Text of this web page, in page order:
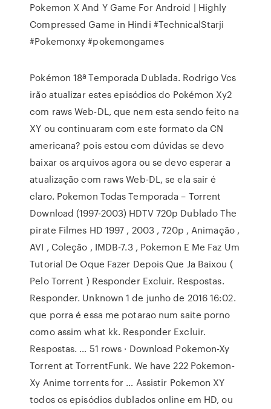
Pokemon X And Y Game For Android | Highly
Compressed Game in Hindi #TechnicalStarji
#Pokemonxy #pokemongames
Pokémon 18ª Temporada Dublada. Rodrigo Vcs
irão atualizar estes episódios do Pokémon Xy2
com raws Web-DL, que nem esta sendo feito na
XY ou continuaram com este formato da CN
americana? pois estou com dúvidas se devo
baixar os arquivos agora ou se devo esperar a
atualização com raws Web-DL, se ela sair é
claro. Pokemon Todas Temporada – Torrent
Download (1997-2003) HDTV 720p Dublado The
pirate Filmes HD 1997 , 2003 , 720p , Animação ,
AVI , Coleção , IMDB-7.3 , Pokemon E Me Faz Um
Tutorial De Oque Fazer Depois Que Ja Baixou (
Pelo Torrent ) Responder Excluir. Respostas.
Responder. Unknown 1 de junho de 2016 16:02.
que porra é essa me potarao num saite porno
como assim what kk. Responder Excluir.
Respostas. … 51 rows · Download Pokemon-Xy
Torrent at TorrentFunk. We have 222 Pokemon-
Xy Anime torrents for … Assistir Pokemon XY
todos os episódios dublados online em HD, ou